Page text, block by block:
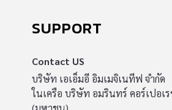
SUPPORT
Contact US
บริษัท เอเอ็มอี อิมเมจิเนทีฟ จำกัด
ในเครือ บริษัท อมรินทร์ คอร์เปอเ